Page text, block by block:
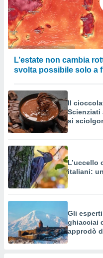
L’estate non cambia
svolta possibile solo a
Il
Scienziati
si
L’uccello
italiani:
Gli
ghiacciai
approdò